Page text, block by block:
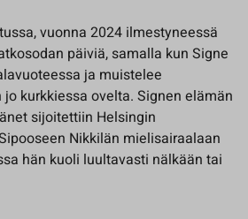
vuonna 2024 ilmestyneessä
päiviä, samalla kun Signe
ja muistelee
kurkkiessa ovelta. Signen elämän
sijoitettiin Helsingin
Nikkilän mielisairaalaan
hän kuoli luultavasti nälkään tai